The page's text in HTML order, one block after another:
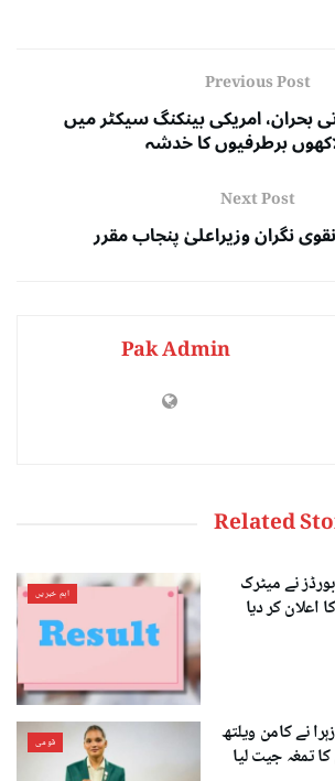
Previous Post
بحران، امریکی بینکنگ سیکٹر میں
برطرفیوں کا خدشہ
Next Post
نگران وزیراعلیٰ پنجاب مقرر
Pak Admin
Related
اہم خبریں
نے میٹرک
قومی
نے کامن ویلتھ